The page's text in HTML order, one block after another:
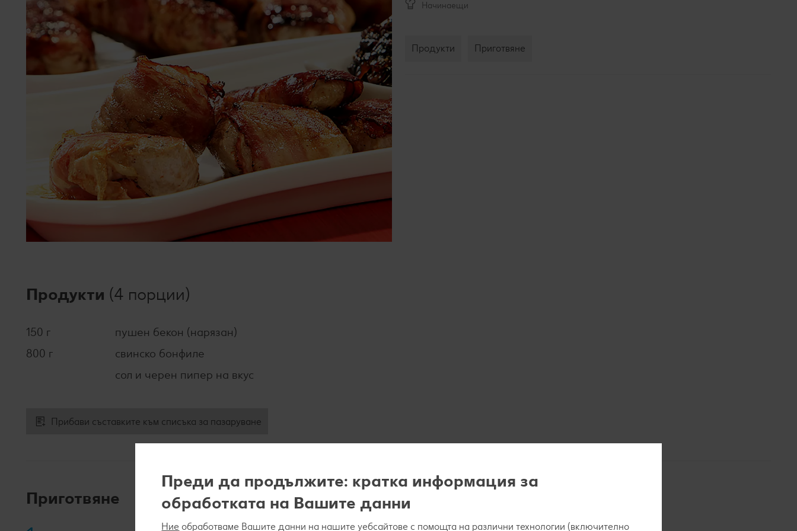
Начинаещи
Продукти Приготвяне
Продукти (4 порции)
150 г
пушен бекон (нарязан)
800 г
свинско бонфиле
сол и черен пипер на вкус
Прибави съставките към списъка за пазаруване
Приготвяне
Преди да продължите: кратка информация за
обработката на Вашите данни
Ние обработваме Вашите данни на нашите уебсайтове с помощта на различни технологии (включително